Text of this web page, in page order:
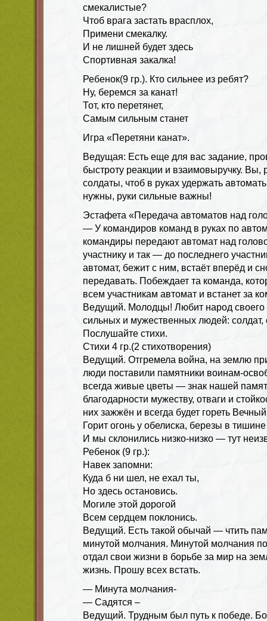
смекалистые?
Чтоб врага застать врасплох,
Примени смекалку.
И не лишней будет здесь
Спортивная закалка!
Ребенок(9 гр.). Кто сильнее из ребят?
Ну, беремся за канат!
Тот, кто перетянет,
Самым сильным станет
Игра «Перетяни канат».
Ведущая: Есть еще для вас задание,
быстроту реакции и взаимовыручку. Вы,
солдаты, чтоб в руках удержать
нужны, руки сильные важны!
Эстафета «Передача автоматов над
— У командиров команд в руках по
командиры передают автомат над
участнику и так — до последнего
автомат, бежит с ним, встаёт вперёд и
передавать. Побеждает та команда,
всем участникам автомат и встанет за
Ведущий. Молодцы! Любит народ своего
сильных и мужественных людей:
Послушайте стихи.
Стихи 4 гр.(2 стихотворения)
Ведущий. Отгремела война, на землю
люди поставили памятники воинам-
всегда живые цветы — знак нашей
благодарности мужеству, отваги и
них зажжён и всегда будет гореть
Горит огонь у обелиска, березы в тишине
И мы склонились низко-низко — тут
Ребенок (9 гр.):
Навек запомни:
Куда б ни шел, не ехал ты,
Но здесь остановись.
Могиле этой дорогой
Всем сердцем поклонись.
Ведущий. Есть такой обычай — чтить
минутой молчания. Минутой молчания
отдал свои жизни в борьбе за мир на
жизнь. Прошу всех встать.
— Минута молчания-
— Садятся –
Ведущий. Трудным был путь к победе.